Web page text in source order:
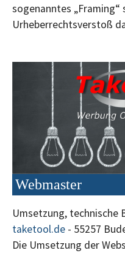
sogenanntes
Urheberrechtsverstoß
Webmaster
Umsetzung, technische
taketool.de - 55257
Die Umsetzung der